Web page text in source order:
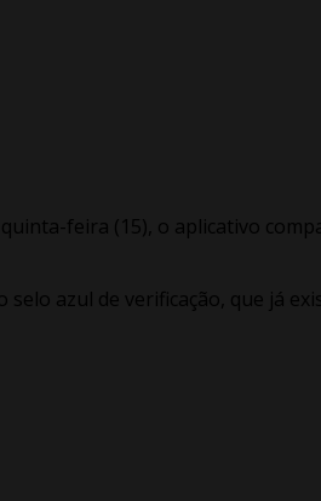
feira (15), o aplicativo
selo azul de verificação, que já